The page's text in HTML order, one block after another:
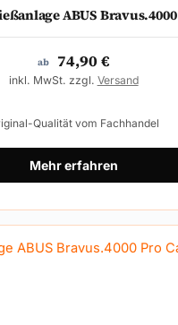
ABUS Bravus.4000
ab 74,90€
inkl. MwSt. zzgl. Versand
Qualität vom Fachhandel
Mehr erfahren